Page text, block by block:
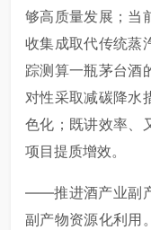
够高质量发展；当
收集成取代传统蒸
踪测算一瓶茅台酒
对性采取减碳降水
色化；既讲效率、
项目提质增效。
——推进酒产业副
副产物资源化利用